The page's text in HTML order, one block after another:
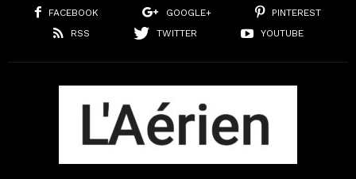
FACEBOOK GOOGLE+
PINTEREST
RSS
TWITTER YOUTUBE